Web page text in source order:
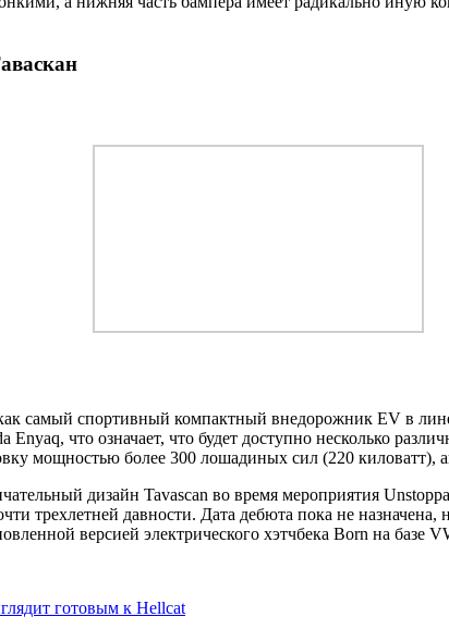
самый спортивный компактный внедорожник EV в
что означает, что будет доступно несколько
мощностью более 300 лошадиных сил (220 киловатт),
дизайн Tavascan во время мероприятия
трехлетней давности. Дата дебюта пока не
версией электрического хэтчбека Born на базе
готовым к Hellcat